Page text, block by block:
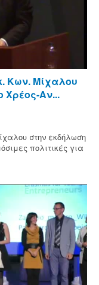
Κων. Μίχαλου
Χρέος-Αν...
στην εκδήλωση
πολιτικές για